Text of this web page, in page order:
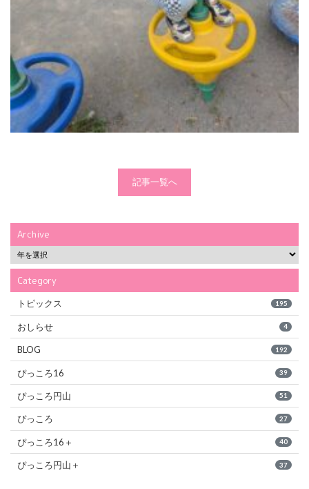
記事一覧へ
Archive
Category
トピックス 195
おしらせ 4
BLOG 192
ぴっころ16 39
ぴっころ円山 51
ぴっころ 27
ぴっころ16＋ 40
ぴっころ円山＋ 37